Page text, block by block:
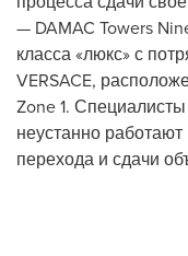
— DAMAC Towers
класса «люкс» с
VERSACE,
Zone 1.
неустанно
перехода и сдачи